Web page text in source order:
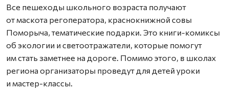
Все пешеходы школьного возраста получают
от маскота регоператора, краснокнижной совы
Поморыча, тематические подарки. Это книги-комиксы
об экологии и светоотражатели, которые помогут
им стать заметнее на дороге. Помимо этого, в школах
региона организаторы проведут для детей уроки
и мастер-классы.